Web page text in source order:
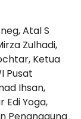
Atal S
Zulhadi,
Ketua
Pusat
Ihsan,
Edi Yoga,